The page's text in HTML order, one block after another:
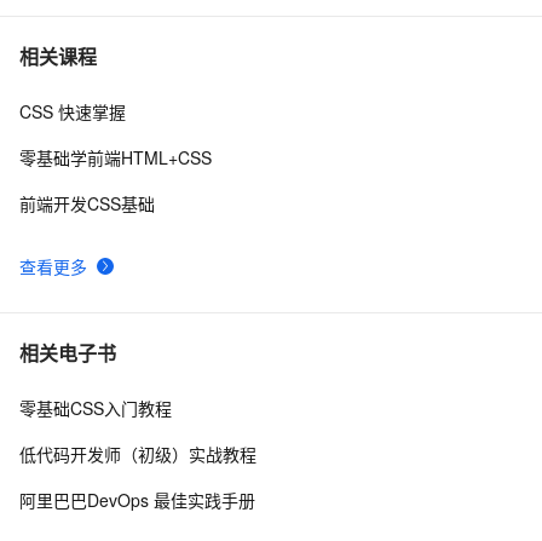
7 DIV+CSS中的滤镜和模糊
8 【01】完成新年倒计时页面-蛇年新年快乐倒计时领取礼
html5+div+CSS+JavaScript-优雅草卓伊凡-做一条关于新
年的代码分享给你们-为了C站的分拼一下子
们，让你的网页设计秒变高大上，面试难题迎刃而解！
相关课程
查看更多
CSS 快速掌握
零基础学前端HTML+CSS
前端开发CSS基础
相关电子书
零基础CSS入门教程
低代码开发师（初级）实战教程
阿里巴巴DevOps 最佳实践手册